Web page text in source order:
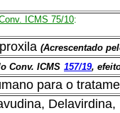
ICMS 75/10:
(Acrescentado
Conv. ICMS 157/19,
para o